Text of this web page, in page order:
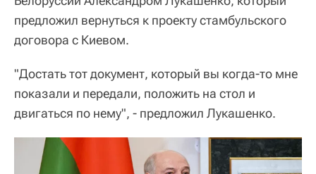
предложил вернуться к проекту стамбульского
договора с Киевом.
"Достать тот документ, который вы когда-то мне
показали и передали, положить на стол и
двигаться по нему", - предложил Лукашенко.